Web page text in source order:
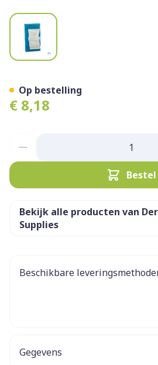
View larger image
€ 8,18
Bestel
Op bestelling
Bekijk alle producten van
Supplies
Beschikbare
Gegevens